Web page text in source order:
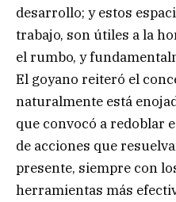
desarrollo; y estos
trabajo, son útiles a la
el rumbo, y
El goyano reiteró el
naturalmente está
que convocó a redoblar
de acciones que
presente, siempre con
herramientas más